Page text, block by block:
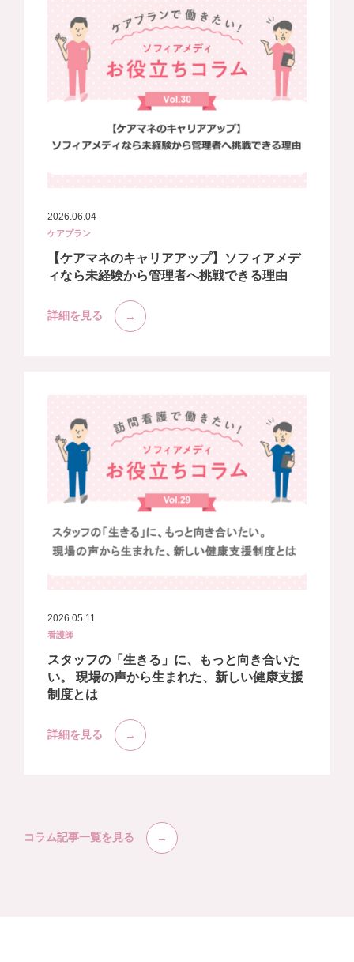
2026.06.04
ケアプラン
【ケアマネのキャリアアップ】ソフィアメデ
ィなら未経験から管理者へ挑戦できる理由
詳細を見る
2026.05.11
看護師
スタッフの「生きる」に、もっと向き合いた
い。 現場の声から生まれた、新しい健康支援
制度とは
詳細を見る
コラム記事一覧を見る